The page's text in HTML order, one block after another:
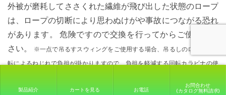
外被が磨耗してささくれた繊維が飛び出した状態のロープ
は、ロープの切断により思わぬけがや事故につながる恐れ
があります。 危険ですので交換を行ってからご使用くだ
さい。
※一点で吊るすスウィングをご使用する場合、吊るしのロープに回
転によるねじれで負担が掛かりますので、負担を軽減する回転カラビナの使
製品紹介 カートを見る お電話
お問合わせ
(カタログ無料請求)